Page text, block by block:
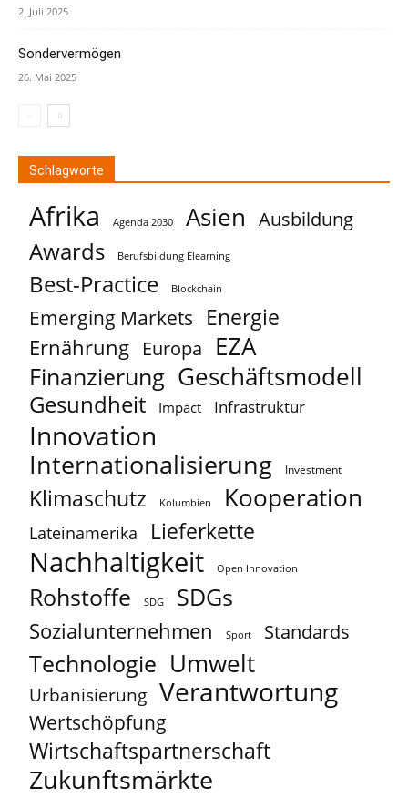
2. Juli 2025
Sondervermögen
26. Mai 2025
Schlagworte
Afrika Agenda 2030 Asien Ausbildung
Awards Berufsbildung Elearning
Best-Practice Blockchain
Emerging Markets Energie
Ernährung Europa EZA
Finanzierung Geschäftsmodell
Gesundheit Impact Infrastruktur
Innovation
Internationalisierung Investment
Klimaschutz Kolumbien Kooperation
Lateinamerika Lieferkette
Nachhaltigkeit Open Innovation
Rohstoffe SDG SDGs
Sozialunternehmen Sport Standards
Technologie Umwelt
Urbanisierung Verantwortung
Wertschöpfung
Wirtschaftspartnerschaft
Zukunftsmärkte